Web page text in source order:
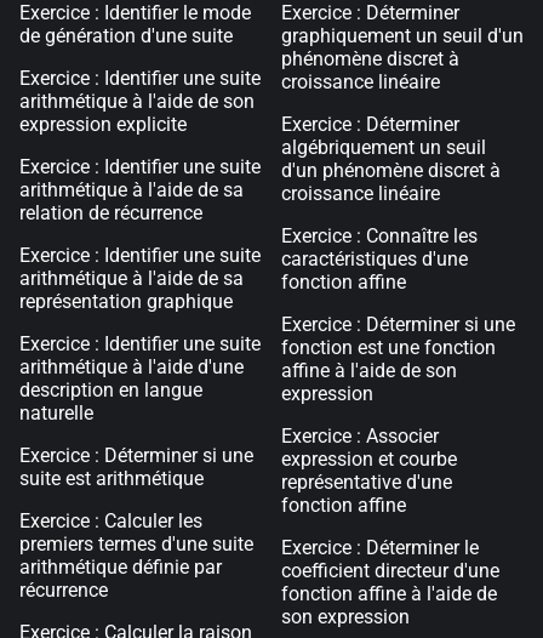
Exercice : Identifier le mode
de génération d'une suite
Exercice : Identifier une suite
arithmétique à l'aide de son
expression explicite
Exercice : Identifier une suite
arithmétique à l'aide de sa
relation de récurrence
Exercice : Identifier une suite
arithmétique à l'aide de sa
représentation graphique
Exercice : Identifier une suite
arithmétique à l'aide d'une
description en langue
naturelle
Exercice : Déterminer si une
suite est arithmétique
Exercice : Calculer les
premiers termes d'une suite
arithmétique définie par
récurrence
Exercice : Calculer la raison
Exercice : Déterminer
graphiquement un seuil d'un
phénomène discret à
croissance linéaire
Exercice : Déterminer
algébriquement un seuil
d'un phénomène discret à
croissance linéaire
Exercice : Connaître les
caractéristiques d'une
fonction affine
Exercice : Déterminer si une
fonction est une fonction
affine à l'aide de son
expression
Exercice : Associer
expression et courbe
représentative d'une
fonction affine
Exercice : Déterminer le
coefficient directeur d'une
fonction affine à l'aide de
son expression